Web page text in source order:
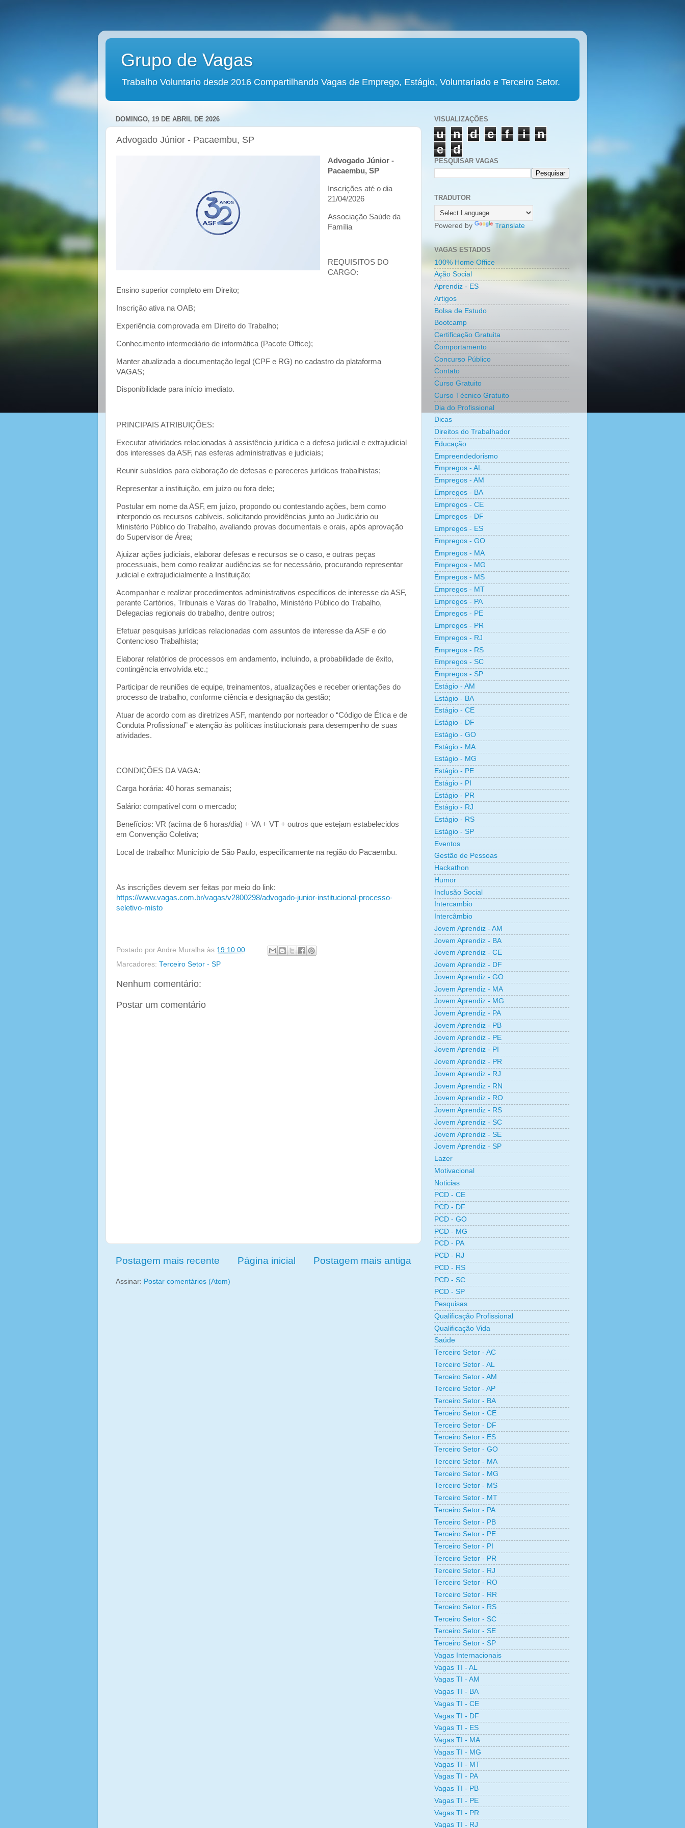
Grupo de Vagas
Trabalho Voluntario desde 2016 Compartilhando Vagas de Emprego, Estágio, Voluntariado e Terceiro Setor.
DOMINGO, 19 DE ABRIL DE 2026
Advogado Júnior - Pacaembu, SP
Advogado Júnior -
Pacaembu, SP
Inscrições até o dia
21/04/2026
Associação Saúde da
Família
REQUISITOS DO
CARGO:
Ensino superior completo em Direito;
Inscrição ativa na OAB;
Experiência comprovada em Direito do Trabalho;
Conhecimento intermediário de informática (Pacote Office);
Manter atualizada a documentação legal (CPF e RG) no cadastro da plataforma
VAGAS;
Disponibilidade para início imediato.
PRINCIPAIS ATRIBUIÇÕES:
Executar atividades relacionadas à assistência jurídica e a defesa judicial e extrajudicial
dos interesses da ASF, nas esferas administrativas e judiciais;
Reunir subsídios para elaboração de defesas e pareceres jurídicos trabalhistas;
Representar a instituição, em juízo ou fora dele;
Postular em nome da ASF, em juízo, propondo ou contestando ações, bem como
interpondo os recursos cabíveis, solicitando providências junto ao Judiciário ou
Ministério Público do Trabalho, avaliando provas documentais e orais, após aprovação
do Supervisor de Área;
Ajuizar ações judiciais, elaborar defesas e recursos se o caso, e outras peças
processuais, bem como realizar audiências se for necessário, procurando representar
judicial e extrajudicialmente a Instituição;
Acompanhar e realizar procedimentos administrativos específicos de interesse da ASF,
perante Cartórios, Tribunais e Varas do Trabalho, Ministério Público do Trabalho,
Delegacias regionais do trabalho, dentre outros;
Efetuar pesquisas jurídicas relacionadas com assuntos de interesse da ASF e do
Contencioso Trabalhista;
Elaborar relatórios de processos em andamento, incluindo, a probabilidade de êxito,
contingência envolvida etc.;
Participar de reuniões de equipe, treinamentos, atualizações e receber orientações do
processo de trabalho, conforme ciência e designação da gestão;
Atuar de acordo com as diretrizes ASF, mantendo por norteador o “Código de Ética e de
Conduta Profissional” e atenção às políticas institucionais para desempenho de suas
atividades.
CONDIÇÕES DA VAGA:
Carga horária: 40 horas semanais;
Salário: compatível com o mercado;
Benefícios: VR (acima de 6 horas/dia) + VA + VT + outros que estejam estabelecidos
em Convenção Coletiva;
Local de trabalho: Município de São Paulo, especificamente na região do Pacaembu.
As inscrições devem ser feitas por meio do link:
https://www.vagas.com.br/vagas/v2800298/advogado-junior-institucional-processo-
seletivo-misto
Postado por Andre Muralha às 19:10:00
Marcadores: Terceiro Setor - SP
Nenhum comentário:
Postar um comentário
Postagem mais recente Postagem mais antiga
Página inicial
Assinar: Postar comentários (Atom)
VISUALIZAÇÕES
u n d e f i
n
e
d
PESQUISAR VAGAS
TRADUTOR
Powered by Translate
VAGAS ESTADOS
100% Home Office
Ação Social
Aprendiz - ES
Artigos
Bolsa de Estudo
Bootcamp
Certificação Gratuita
Comportamento
Concurso Público
Contato
Curso Gratuito
Curso Técnico Gratuito
Dia do Profissional
Dicas
Direitos do Trabalhador
Educação
Empreendedorismo
Empregos - AL
Empregos - AM
Empregos - BA
Empregos - CE
Empregos - DF
Empregos - ES
Empregos - GO
Empregos - MA
Empregos - MG
Empregos - MS
Empregos - MT
Empregos - PA
Empregos - PE
Empregos - PR
Empregos - RJ
Empregos - RS
Empregos - SC
Empregos - SP
Estágio - AM
Estágio - BA
Estágio - CE
Estágio - DF
Estágio - GO
Estágio - MA
Estágio - MG
Estágio - PE
Estágio - PI
Estágio - PR
Estágio - RJ
Estágio - RS
Estágio - SP
Eventos
Gestão de Pessoas
Hackathon
Humor
Inclusão Social
Intercambio
Intercâmbio
Jovem Aprendiz - AM
Jovem Aprendiz - BA
Jovem Aprendiz - CE
Jovem Aprendiz - DF
Jovem Aprendiz - GO
Jovem Aprendiz - MA
Jovem Aprendiz - MG
Jovem Aprendiz - PA
Jovem Aprendiz - PB
Jovem Aprendiz - PE
Jovem Aprendiz - PI
Jovem Aprendiz - PR
Jovem Aprendiz - RJ
Jovem Aprendiz - RN
Jovem Aprendiz - RO
Jovem Aprendiz - RS
Jovem Aprendiz - SC
Jovem Aprendiz - SE
Jovem Aprendiz - SP
Lazer
Motivacional
Noticias
PCD - CE
PCD - DF
PCD - GO
PCD - MG
PCD - PA
PCD - RJ
PCD - RS
PCD - SC
PCD - SP
Pesquisas
Qualificação Profissional
Qualificação Vida
Saúde
Terceiro Setor - AC
Terceiro Setor - AL
Terceiro Setor - AM
Terceiro Setor - AP
Terceiro Setor - BA
Terceiro Setor - CE
Terceiro Setor - DF
Terceiro Setor - ES
Terceiro Setor - GO
Terceiro Setor - MA
Terceiro Setor - MG
Terceiro Setor - MS
Terceiro Setor - MT
Terceiro Setor - PA
Terceiro Setor - PB
Terceiro Setor - PE
Terceiro Setor - PI
Terceiro Setor - PR
Terceiro Setor - RJ
Terceiro Setor - RO
Terceiro Setor - RR
Terceiro Setor - RS
Terceiro Setor - SC
Terceiro Setor - SE
Terceiro Setor - SP
Vagas Internacionais
Vagas TI - AL
Vagas TI - AM
Vagas TI - BA
Vagas TI - CE
Vagas TI - DF
Vagas TI - ES
Vagas TI - MA
Vagas TI - MG
Vagas TI - MT
Vagas TI - PA
Vagas TI - PB
Vagas TI - PE
Vagas TI - PR
Vagas TI - RJ